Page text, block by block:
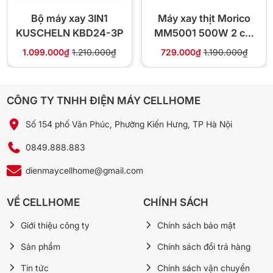
Động cơ xay thịt 500W, đồng nguyên chất
Động cơ xay sinh tố 300W, đồng nguyên chất
Cối xay thịt
lưỡi dao thép không gỉ, xay 1.5kg
thịt/lần
PP cao cấp 100ml, 2 lưỡi dao
An toàn
Rơ-le bảo vệ quá tải, tự tắt khi
quá nhiệt
Bộ máy xay 3IN1
KUSCHELN KBD24-3P
1.099.000₫ 1.210.000₫
Máy xay thịt Morico
MM5001 500W 2 cối
(Inox 3L + Thủy tinh
729.000₫ 1.190.000₫
CÔNG TY TNHH ĐIỆN MÁY CELLHOME
Số 154 phố Văn Phúc, Phường Kiến Hưng, TP Hà Nội
0849.888.883
dienmaycellhome@gmail.com
VỀ CELLHOME
Giới thiệu công ty
Sản phẩm
Tin tức
CHÍNH SÁCH
Chính sách bảo mật
Chính sách đổi trả hàng
Chính sách vận chuyển